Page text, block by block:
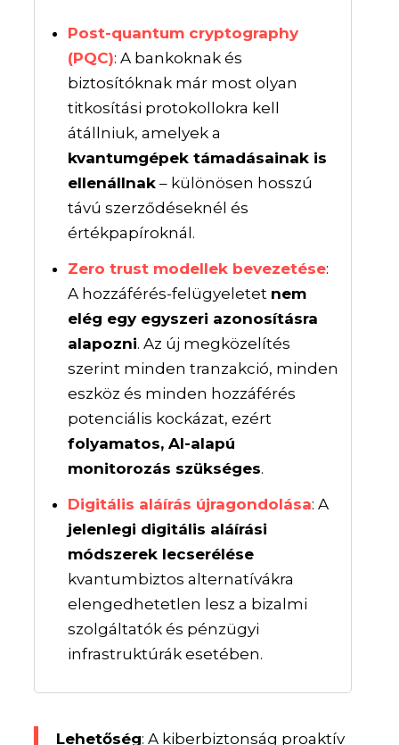
Post-quantum cryptography
(PQC): A bankoknak és
biztosítóknak már most olyan
titkosítási protokollokra kell
átállniuk, amelyek a
kvantumgépek támadásainak is
ellenállnak – különösen hosszú
távú szerződéseknél és
értékpapíroknál.
Zero trust modellek bevezetése:
A hozzáférés-felügyeletet nem
elég egy egyszeri azonosításra
alapozni. Az új megközelítés
szerint minden tranzakció, minden
eszköz és minden hozzáférés
potenciális kockázat, ezért
folyamatos, AI-alapú
monitorozás szükséges.
Digitális aláírás újragondolása: A
jelenlegi digitális aláírási
módszerek lecserélése
kvantumbiztos alternatívákra
elengedhetetlen lesz a bizalmi
szolgáltatók és pénzügyi
infrastruktúrák esetében.
Lehetőség: A kiberbiztonság proaktív